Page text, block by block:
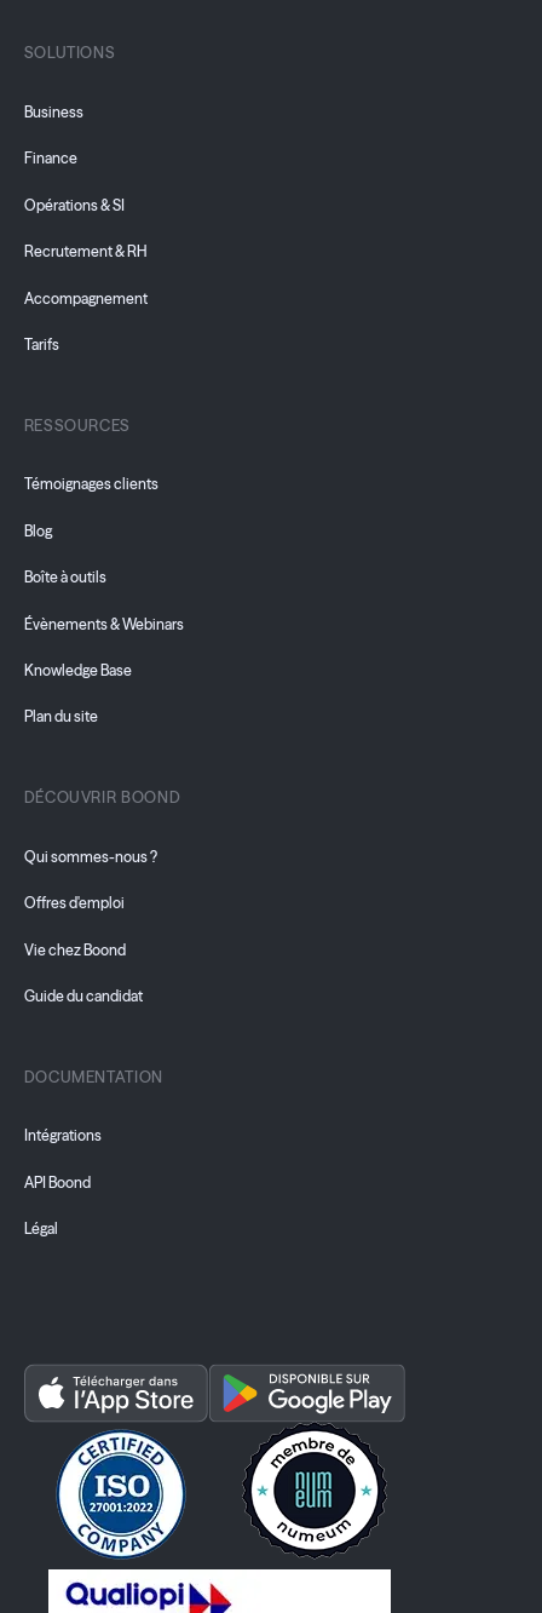
SOLUTIONS
Business
Finance
Opérations & SI
Recrutement & RH
Accompagnement
Tarifs
RESSOURCES
Témoignages clients
Blog
Boîte à outils
Évènements & Webinars
Knowledge Base
Plan du site
DÉCOUVRIR BOOND
Qui sommes-nous ?
Offres d'emploi
Vie chez Boond
Guide du candidat
DOCUMENTATION
Intégrations
API Boond
Légal